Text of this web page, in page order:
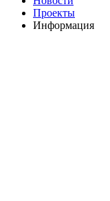
Проекты
Информация